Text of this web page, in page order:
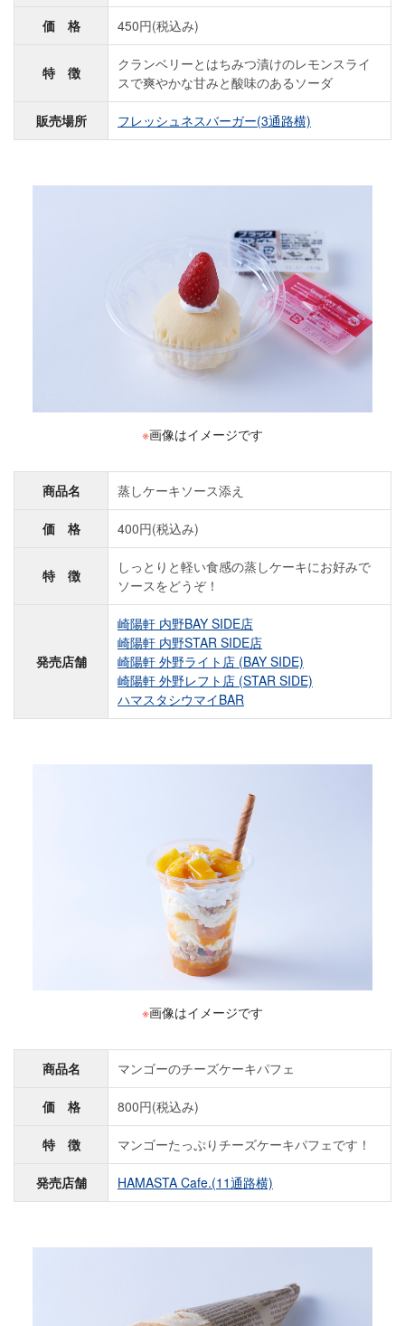
価 格 450円(税込み)
特 徴
クランベリーとはちみつ漬けのレモンスライ
スで爽やかな甘みと酸味のあるソーダ
販売場所 フレッシュネスバーガー(3通路横)
※画像はイメージです
商品名 蒸しケーキソース添え
価 格 400円(税込み)
特 徴
しっとりと軽い食感の蒸しケーキにお好みで
ソースをどうぞ！
発売店舗
崎陽軒 内野BAY SIDE店
崎陽軒 内野STAR SIDE店
崎陽軒 外野ライト店 (BAY SIDE)
崎陽軒 外野レフト店 (STAR SIDE)
ハマスタシウマイBAR
※画像はイメージです
商品名 マンゴーのチーズケーキパフェ
価 格 800円(税込み)
特 徴 マンゴーたっぷりチーズケーキパフェです！
発売店舗 HAMASTA Cafe.(11通路横)